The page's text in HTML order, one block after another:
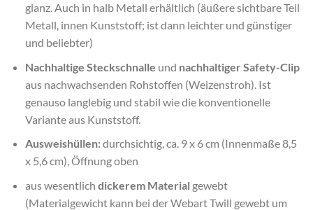
glanz. Auch in halb Metall erhältlich (äußere sichtbare Teil
Metall, innen Kunststoff; ist dann leichter und günstiger
und beliebter)
Nachhaltige Steckschnalle und nachhaltiger Safety-Clip
aus nachwachsenden Rohstoffen (Weizenstroh). Ist
genauso langlebig und stabil wie die konventionelle
Variante aus Kunststoff.
Ausweishüllen:durchsichtig, ca. 9 x 6 cm (Innenmaße 8,5
x 5,6 cm), Öffnung oben
aus wesentlich dickerem Material gewebt
(Materialgewicht kann bei der Webart Twill gewebt um